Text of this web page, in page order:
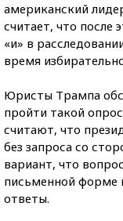
американский
считает, что после
«и» в
время
Юристы Трампа
пройти такой
считают, что
без запроса со
вариант, что
письменной форме
ответы.